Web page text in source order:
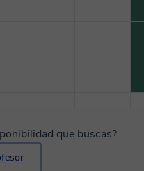
que buscas?